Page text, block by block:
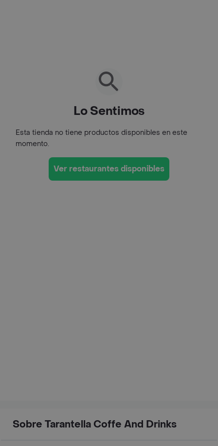
Lo Sentimos
Esta tienda no tiene productos disponibles en este
momento.
Ver restaurantes disponibles
Sobre Tarantella Coffe And Drinks